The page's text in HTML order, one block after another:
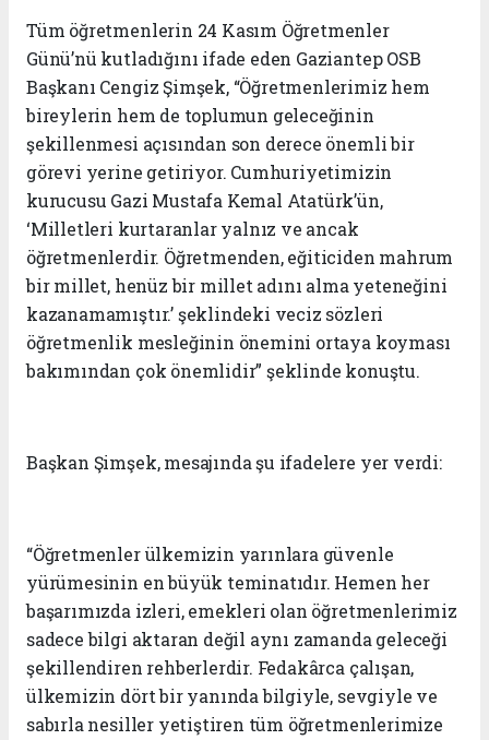
Tüm öğretmenlerin 24 Kasım Öğretmenler
Günü’nü kutladığını ifade eden Gaziantep OSB
Başkanı Cengiz Şimşek, “Öğretmenlerimiz hem
bireylerin hem de toplumun geleceğinin
şekillenmesi açısından son derece önemli bir
görevi yerine getiriyor. Cumhuriyetimizin
kurucusu Gazi Mustafa Kemal Atatürk’ün,
‘Milletleri kurtaranlar yalnız ve ancak
öğretmenlerdir. Öğretmenden, eğiticiden mahrum
bir millet, henüz bir millet adını alma yeteneğini
kazanamamıştır.’ şeklindeki veciz sözleri
öğretmenlik mesleğinin önemini ortaya koyması
bakımından çok önemlidir” şeklinde konuştu.
Başkan Şimşek, mesajında şu ifadelere yer verdi:
“Öğretmenler ülkemizin yarınlara güvenle
yürümesinin en büyük teminatıdır. Hemen her
başarımızda izleri, emekleri olan öğretmenlerimiz
sadece bilgi aktaran değil aynı zamanda geleceği
şekillendiren rehberlerdir. Fedakârca çalışan,
ülkemizin dört bir yanında bilgiyle, sevgiyle ve
sabırla nesiller yetiştiren tüm öğretmenlerimize